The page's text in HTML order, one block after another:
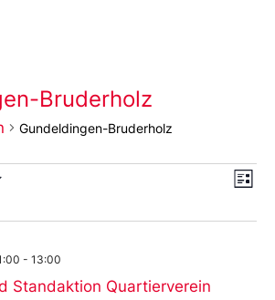
Bruderholz
Gundeldingen-Bruderholz
Liste
Standaktion Quartierverein
- 13:00